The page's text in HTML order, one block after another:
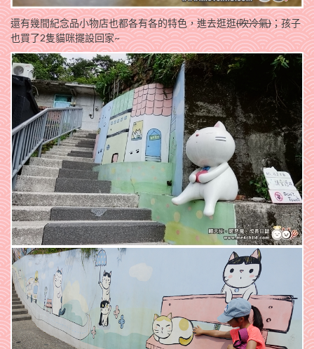
還有幾間紀念品小物店也都各有各的特色，進去逛逛(吹冷氣)；孩子
也買了2隻貓咪擺設回家~